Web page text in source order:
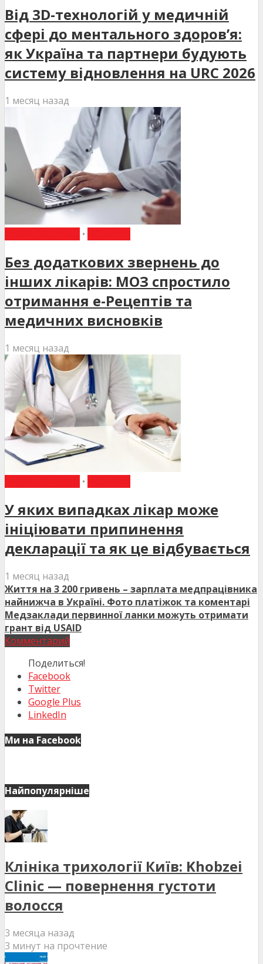
Від 3D-технологій у медичній
сфері до ментального здоров’я:
як Україна та партнери будують
систему відновлення на URC 2026
1 месяц назад
•
Без додаткових звернень до
інших лікарів: МОЗ спростило
отримання е-Рецептів та
медичних висновків
1 месяц назад
•
У яких випадках лікар може
ініціювати припинення
декларації та як це відбувається
1 месяц назад
Життя на 3 200 гривень – зарплата медпрацівника
найнижча в Україні. Фото платіжок та коментарі
Медзаклади первинної ланки можуть отримати
грант від USAID
Комментарий
Поделиться!
Facebook
Twitter
Google Plus
LinkedIn
Ми на Facebook
Найпопулярніше
Клініка трихології Київ: Khobzei
Clinic — повернення густоти
волосся
3 месяца назад
3 минут на прочтение